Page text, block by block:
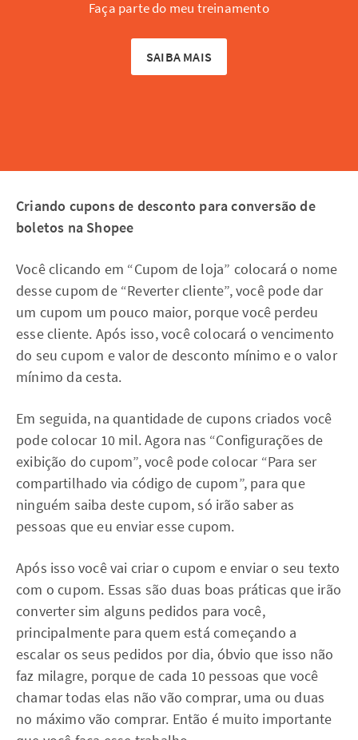
Faça parte do meu treinamento
SAIBA MAIS
Criando cupons de desconto para conversão de
boletos na Shopee
Você clicando em “Cupom de loja” colocará o nome
desse cupom de “Reverter cliente”, você pode dar
um cupom um pouco maior, porque você perdeu
esse cliente. Após isso, você colocará o vencimento
do seu cupom e valor de desconto mínimo e o valor
mínimo da cesta.
Em seguida, na quantidade de cupons criados você
pode colocar 10 mil. Agora nas “Configurações de
exibição do cupom”, você pode colocar “Para ser
compartilhado via código de cupom”, para que
ninguém saiba deste cupom, só irão saber as
pessoas que eu enviar esse cupom.
Após isso você vai criar o cupom e enviar o seu texto
com o cupom. Essas são duas boas práticas que irão
converter sim alguns pedidos para você,
principalmente para quem está começando a
escalar os seus pedidos por dia, óbvio que isso não
faz milagre, porque de cada 10 pessoas que você
chamar todas elas não vão comprar, uma ou duas
no máximo vão comprar. Então é muito importante